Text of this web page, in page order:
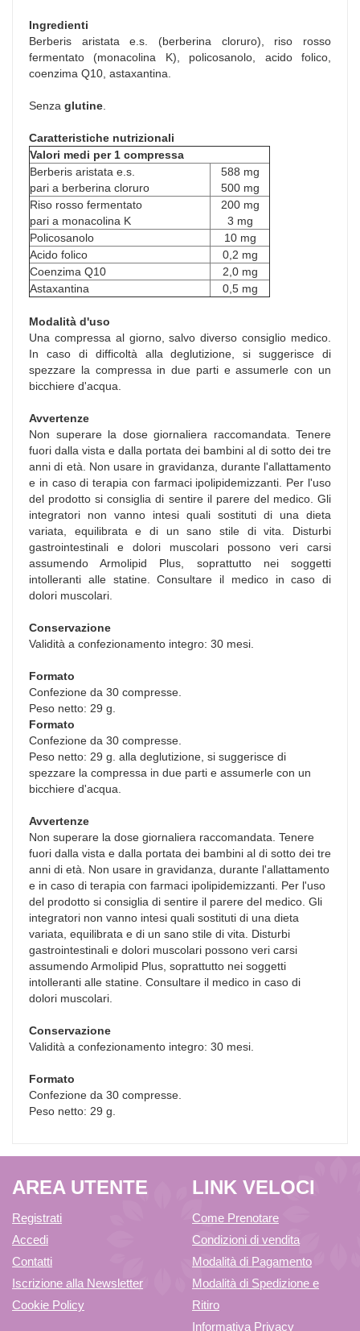
Ingredienti
Berberis aristata e.s. (berberina cloruro), riso rosso
fermentato (monacolina K), policosanolo, acido folico,
coenzima Q10, astaxantina.
Senza glutine
Caratteristiche nutrizionali
Valori medi per 1 compressa
Berberis aristata e.s.
pari a berberina cloruro
588 mg
500 mg
Riso rosso fermentato
pari a monacolina K
200 mg
3 mg
Policosanolo
10 mg
Acido folico
0,2 mg
Coenzima Q10
2,0 mg
Astaxantina
0,5 mg
Modalità d'uso
Una compressa al giorno, salvo diverso consiglio medico.
In caso di difficoltà alla deglutizione, si suggerisce di
spezzare la compressa in due parti e assumerle con un
bicchiere d'acqua.
Avvertenze
Non superare la dose giornaliera raccomandata. Tenere
fuori dalla vista e dalla portata dei bambini al di sotto dei tre
anni di età. Non usare in gravidanza, durante l'allattamento
e in caso di terapia con farmaci ipolipidemizzanti. Per l'uso
del prodotto si consiglia di sentire il parere del medico. Gli
integratori non vanno intesi quali sostituti di una dieta
variata, equilibrata e di un sano stile di vita. Disturbi
gastrointestinali e dolori muscolari possono veri carsi
assumendo Armolipid Plus, soprattutto nei soggetti
intolleranti alle statine. Consultare il medico in caso di
dolori muscolari.
Conservazione
Validità a confezionamento integro: 30 mesi.
Formato
Confezione da 30 compresse.
Peso netto: 29 g.
Formato
Confezione da 30 compresse.
Peso netto: 29 g. alla deglutizione, si suggerisce di
spezzare la compressa in due parti e assumerle con un
bicchiere d'acqua.
Avvertenze
Non superare la dose giornaliera raccomandata. Tenere
fuori dalla vista e dalla portata dei bambini al di sotto dei tre
anni di età. Non usare in gravidanza, durante l'allattamento
e in caso di terapia con farmaci ipolipidemizzanti. Per l'uso
del prodotto si consiglia di sentire il parere del medico. Gli
integratori non vanno intesi quali sostituti di una dieta
variata, equilibrata e di un sano stile di vita. Disturbi
gastrointestinali e dolori muscolari possono veri carsi
assumendo Armolipid Plus, soprattutto nei soggetti
intolleranti alle statine. Consultare il medico in caso di
dolori muscolari.
Conservazione
Validità a confezionamento integro: 30 mesi.
Formato
Confezione da 30 compresse.
Peso netto: 29 g.
AREA UTENTE
Registrati
Accedi
Contatti
Iscrizione alla Newsletter
Cookie Policy
LINK VELOCI
Come Prenotare
Condizioni di vendita
Modalità di Pagamento
Modalità di Spedizione e
Ritiro
Informativa Privacy